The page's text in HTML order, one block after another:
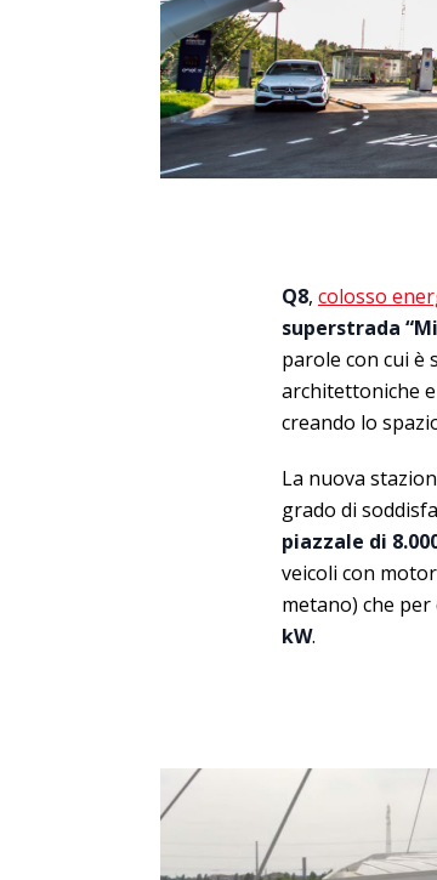
Q8, colosso
superstrada
parole con cui è
architettoniche
creando lo
La nuova
grado di
piazzale di
veicoli con
metano) che
kW.